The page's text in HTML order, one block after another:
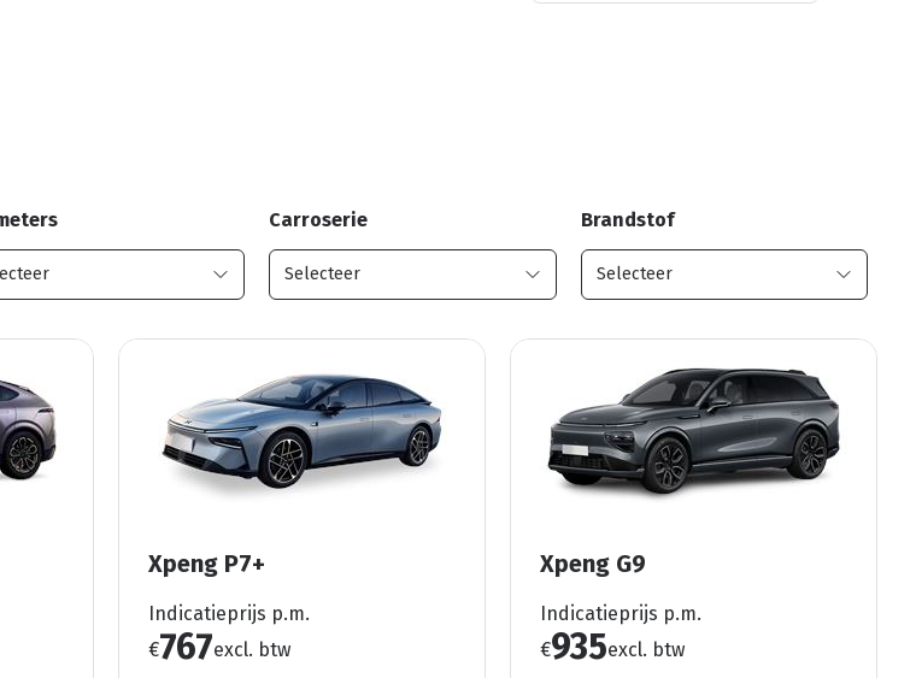
Carroserie Brandstof
Xpeng P7+
Indicatieprijs p.m.
€767excl. btw
Xpeng G9
Indicatieprijs p.m.
€935excl. btw